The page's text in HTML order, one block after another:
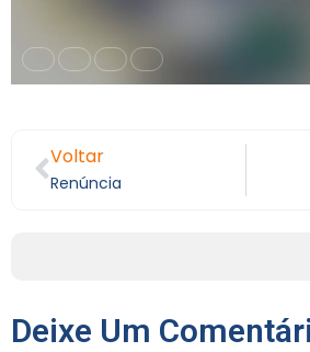
Voltar
Renúncia
Deixe Um